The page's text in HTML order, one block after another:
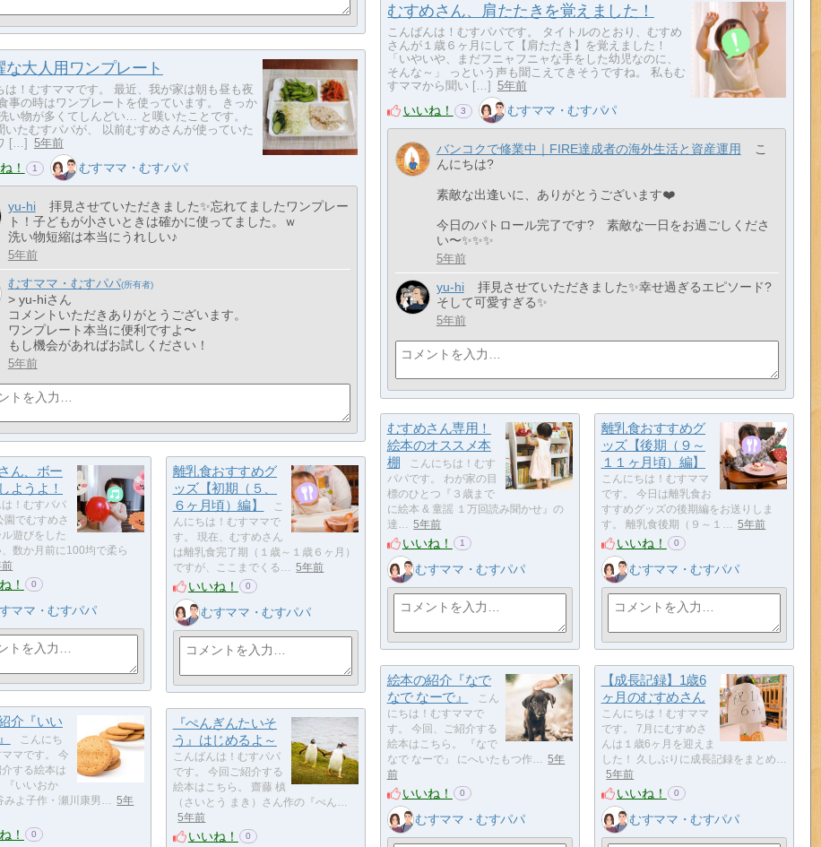
むすめさん、肩たたきを覚えました！
こんばんは！むすパパです。 タイトルのとおり、むすめ
さんが１歳６ヶ月にして【肩たたき】を覚えました！
「いやいや、まだフニャフニャな手をした幼児なのに、
そんな～」 っという声も聞こえてきそうですね。 私もむ
すママから聞い […] 5年前
いいね！ 3 むすママ・むすパパ
バンコクで修業中｜FIRE達成者の海外生活と資産運用
こ
んにちは?
素敵な出逢いに、ありがとうございます❤️
今日のパトロール完了です? 素敵な一日をお過ごしくださ
い〜✨✨✨
5年前
yu-hi
拝見させていただきました✨幸せ過ぎるエピソード?
そして可愛すぎる✨
5年前
な大人用ワンプレート
は！むすママです。 最近、我が家は朝も昼も夜
事の時はワンプレートを使っています。 きっか
い物が多くてしんどい… と嘆いたことです。
いたむすパパが、 以前むすめさんが使っていた
[…]
5年前
！ 1 むすママ・むすパパ
yu-hi
拝見させていただきました✨忘れてましたワンプレー
ト！子どもが小さいときは確かに使ってました。ｗ
洗い物短縮は本当にうれしい♪
5年前
むすママ・むすパパ
> yu-hiさん
コメントいただきありがとうございます。
ワンプレート本当に便利ですよ〜
もし機会があればお試しください！
5年前
むすめさん専用！
絵本のオススメ本
棚
こんにちは！むす
パパです。 わが家の目
標のひとつ『３歳まで
に絵本 & 童謡 １万回読み聞かせ』の
達… 5年前
いいね！ 1
むすママ・むすパパ
離乳食おすすめグ
ッズ【後期（９～
１１ヶ月頃）編】
こんにちは！むすママ
です。 今日は離乳食お
すすめグッズの後期編をお送りしま
す。 離乳食後期（９～１… 5年前
いいね！ 0
むすママ・むすパパ
ん、ボー
ようよ！
！むすパパ
園でむすめさ
遊びをした
数か月前に100均で柔ら
前
！ 0
ママ・むすパパ
離乳食おすすめグ
ッズ【初期（５、
６ヶ月頃）編】
こ
んにちは！むすママで
す。 現在、むすめさん
は離乳食完了期（１歳～１歳６ヶ月）
ですが、ここまでくる… 5年前
いいね！ 0
むすママ・むすパパ
絵本の紹介『なで
なで なーで』
こん
にちは！むすママで
す。 今回、ご紹介する
絵本はこちら。 『なで
なで なーで』 にへいたもつ作… 5年
前
いいね！ 0
むすママ・むすパパ
【成長記録】1歳6
ヶ月のむすめさん
こんにちは！むすママ
です。 7月にむすめさ
んは１歳6ヶ月を迎えま
した！ 久しぶりに成長記録をまとめ…
5年前
いいね！ 0
むすママ・むすパパ
介『いい
こんにち
マです。 今
介する絵本は
『いいおか
みよ子作・瀬川康男… 5年
！ 0
『ぺんぎんたいそ
う』はじめるよ～
こんばんは！むすパパ
です。 今回ご紹介する
絵本はこちら。 齋藤 槙
（さいとう まき）さん作の『ぺん…
5年前
いいね！ 0